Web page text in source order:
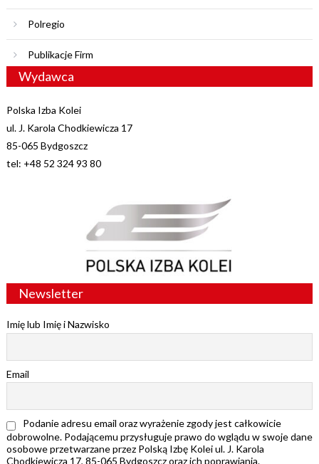
Polregio
Publikacje Firm
Wydawca
Polska Izba Kolei
ul. J. Karola Chodkiewicza 17
85-065 Bydgoszcz
tel: +48 52 324 93 80
Newsletter
Imię lub Imię i Nazwisko
Email
Podanie adresu email oraz wyrażenie zgody jest całkowicie
dobrowolne. Podającemu przysługuje prawo do wglądu w swoje dane
osobowe przetwarzane przez Polską Izbę Kolei ul. J. Karola
Chodkiewicza 17, 85-065 Bydgoszcz oraz ich poprawiania.